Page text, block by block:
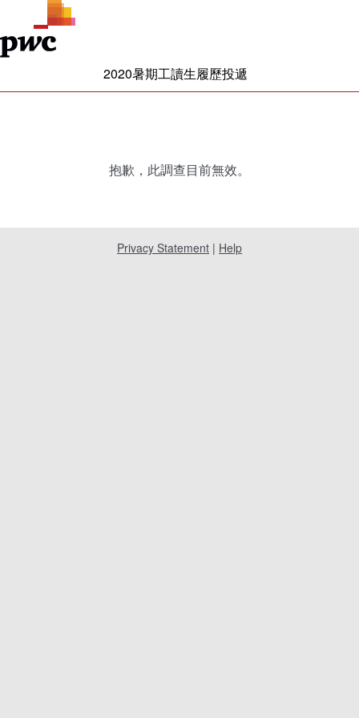
2020暑期工讀生履歷投遞
抱歉，此調查目前無效。
Privacy Statement | Help